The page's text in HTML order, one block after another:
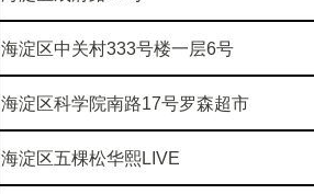
海淀区中关村333号楼一层6号
海淀区科学院南路17号罗森超市
海淀区五棵松华熙LIVE